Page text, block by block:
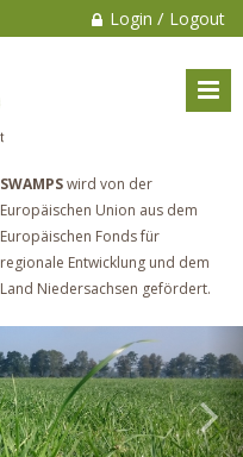
Login / Logout
SWAMPSwird von der
Europäischen Union aus dem
Europäischen Fonds für
regionale Entwicklung und dem
Land Niedersachsen gefördert.